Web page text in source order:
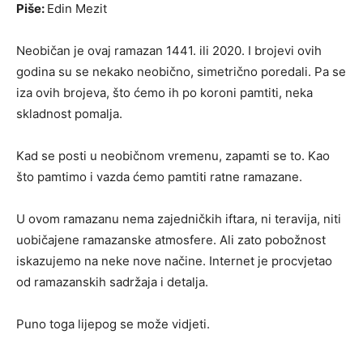
Piše: Edin Mezit
Neobičan je ovaj ramazan 1441. ili 2020. I brojevi ovih
godina su se nekako neobično, simetrično poredali. Pa se
iza ovih brojeva, što ćemo ih po koroni pamtiti, neka
skladnost pomalja.
Kad se posti u neobičnom vremenu, zapamti se to. Kao
što pamtimo i vazda ćemo pamtiti ratne ramazane.
U ovom ramazanu nema zajedničkih iftara, ni teravija, niti
uobičajene ramazanske atmosfere. Ali zato pobožnost
iskazujemo na neke nove načine. Internet je procvjetao
od ramazanskih sadržaja i detalja.
Puno toga lijepog se može vidjeti.